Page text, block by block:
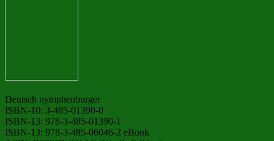
Deutsch nymphenburger
ISBN-10: 3-485-01390-0
ISBN-13: 978-3-485-01390-1
ISBN-13: 978-3-485-06046-2 eBook